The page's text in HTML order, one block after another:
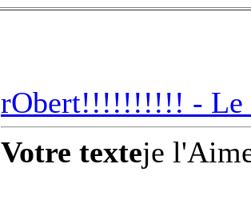
rObert!!!!!!!!!! - Le
Votre texteje